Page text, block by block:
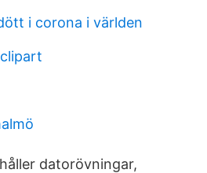
i corona i världen
datorövningar,